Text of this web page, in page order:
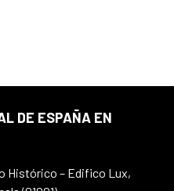
DE ESPAÑA EN
Histórico – Edifico Lux,